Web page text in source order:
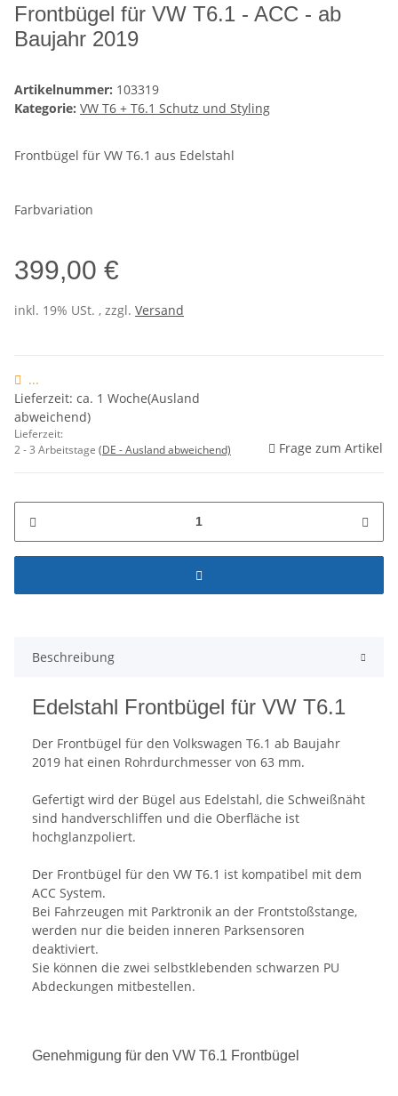
Frontbügel für VW T6.1 - ACC - ab
Baujahr 2019
Artikelnummer: 103319
Kategorie: VW T6 + T6.1 Schutz und Styling
Frontbügel für VW T6.1 aus Edelstahl
Farbvariation
399,00 €
inkl. 19% USt. , zzgl. Versand
...
Lieferzeit: ca. 1 Woche(Ausland
abweichend)
Lieferzeit:
2 - 3 Arbeitstage (DE - Ausland abweichend) Frage zum Artikel
Beschreibung
Edelstahl Frontbügel für VW T6.1
Der Frontbügel für den Volkswagen T6.1 ab Baujahr
2019 hat einen Rohrdurchmesser von 63 mm.
Gefertigt wird der Bügel aus Edelstahl, die Schweißnäht
sind handverschliffen und die Oberfläche ist
hochglanzpoliert.
Der Frontbügel für den VW T6.1 ist kompatibel mit dem
ACC System.
Bei Fahrzeugen mit Parktronik an der Frontstoßstange,
werden nur die beiden inneren Parksensoren
deaktiviert.
Sie können die zwei selbstklebenden schwarzen PU
Abdeckungen mitbestellen.
Genehmigung für den VW T6.1 Frontbügel